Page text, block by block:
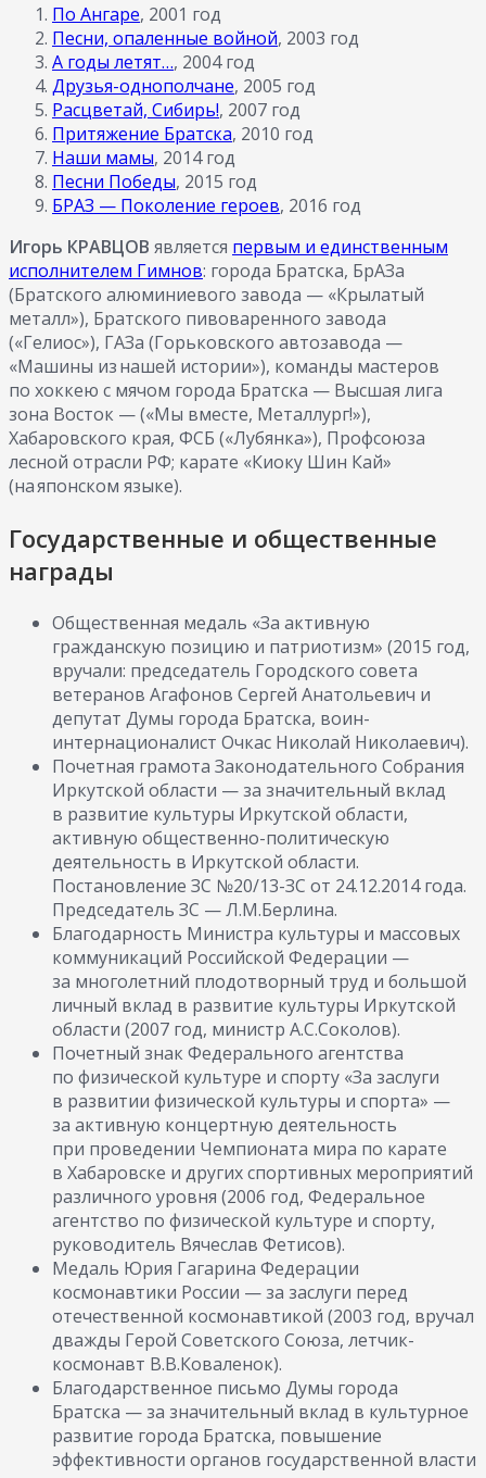
По Ангаре, 2001 год
Песни, опаленные войной, 2003 год
А годы летят…, 2004 год
Друзья-однополчане, 2005 год
Расцветай, Сибирь!, 2007 год
Притяжение Братска, 2010 год
Наши мамы, 2014 год
Песни Победы, 2015 год
БРАЗ — Поколение героев, 2016 год
Игорь КРАВЦОВ является первым и единственным
исполнителем Гимнов: города Братска, БрАЗа
(Братского алюминиевого завода — «Крылатый
металл»), Братского пивоваренного завода
(«Гелиос»), ГАЗа (Горьковского автозавода —
«Машины из нашей истории»), команды мастеров
по хоккею с мячом города Братска — Высшая лига
зона Восток — («Мы вместе, Металлург!»),
Хабаровского края, ФСБ («Лубянка»), Профсоюза
лесной отрасли РФ; карате «Киоку Шин Кай»
(на японском языке).
Государственные и общественные
награды
Общественная медаль «За активную
гражданскую позицию и патриотизм» (2015 год,
вручали: председатель Городского совета
ветеранов Агафонов Сергей Анатольевич и
депутат Думы города Братска, воин-
интернационалист Очкас Николай Николаевич).
Почетная грамота Законодательного Собрания
Иркутской области — за значительный вклад
в развитие культуры Иркутской области,
активную общественно-политическую
деятельность в Иркутской области.
Постановление ЗС №20/13-ЗС от 24.12.2014 года.
Председатель ЗС — Л.М.Берлина.
Благодарность Министра культуры и массовых
коммуникаций Российской Федерации —
за многолетний плодотворный труд и большой
личный вклад в развитие культуры Иркутской
области (2007 год, министр А.С.Соколов).
Почетный знак Федерального агентства
по физической культуре и спорту «За заслуги
в развитии физической культуры и спорта» —
за активную концертную деятельность
при проведении Чемпионата мира по карате
в Хабаровске и других спортивных мероприятий
различного уровня (2006 год, Федеральное
агентство по физической культуре и спорту,
руководитель Вячеслав Фетисов).
Медаль Юрия Гагарина Федерации
космонавтики России — за заслуги перед
отечественной космонавтикой (2003 год, вручал
дважды Герой Советского Союза, летчик-
космонавт В.В.Коваленок).
Благодарственное письмо Думы города
Братска — за значительный вклад в культурное
развитие города Братска, повышение
эффективности органов государственной власти